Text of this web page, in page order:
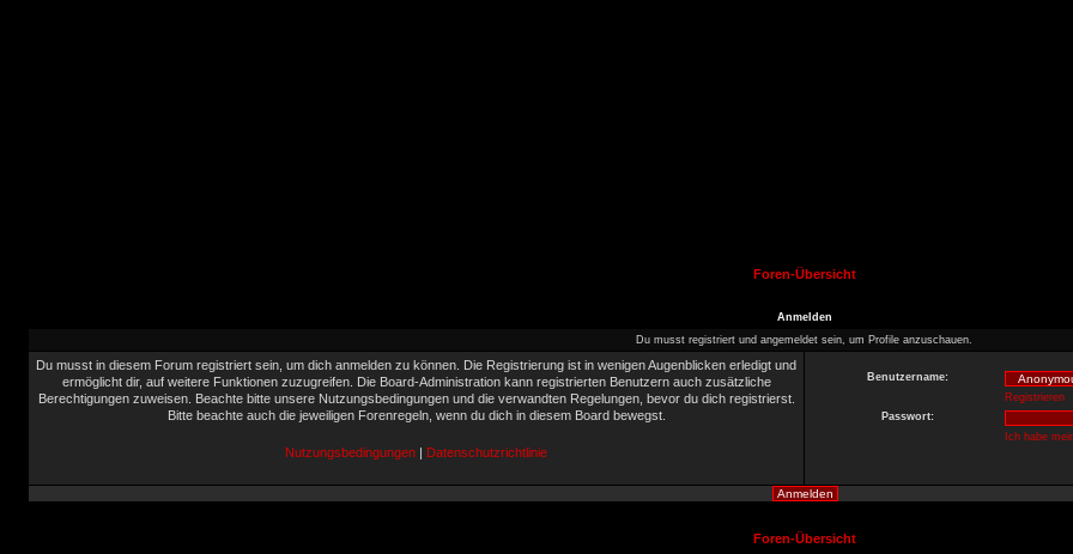
Foren-Übersicht
Anmelden
Du musst registriert und angemeldet sein, um Profile anzuschauen.
Du musst in diesem Forum registriert sein, um dich anmelden zu können. Die Registrierung ist in wenigen Augenblicken erledigt und
ermöglicht dir, auf weitere Funktionen zuzugreifen. Die Board-Administration kann registrierten Benutzern auch zusätzliche
Berechtigungen zuweisen. Beachte bitte unsere Nutzungsbedingungen und die verwandten Regelungen, bevor du dich registrierst.
Bitte beachte auch die jeweiligen Forenregeln, wenn du dich in diesem Board bewegst.
Nutzungsbedingungen | Datenschutzrichtlinie
Benutzername:
Registrieren
Passwort:
Ich habe
Foren-Übersicht